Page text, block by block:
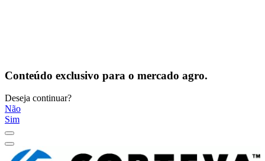
Conteúdo exclusivo para o mercado agro.
Deseja continuar?
Não
Sim